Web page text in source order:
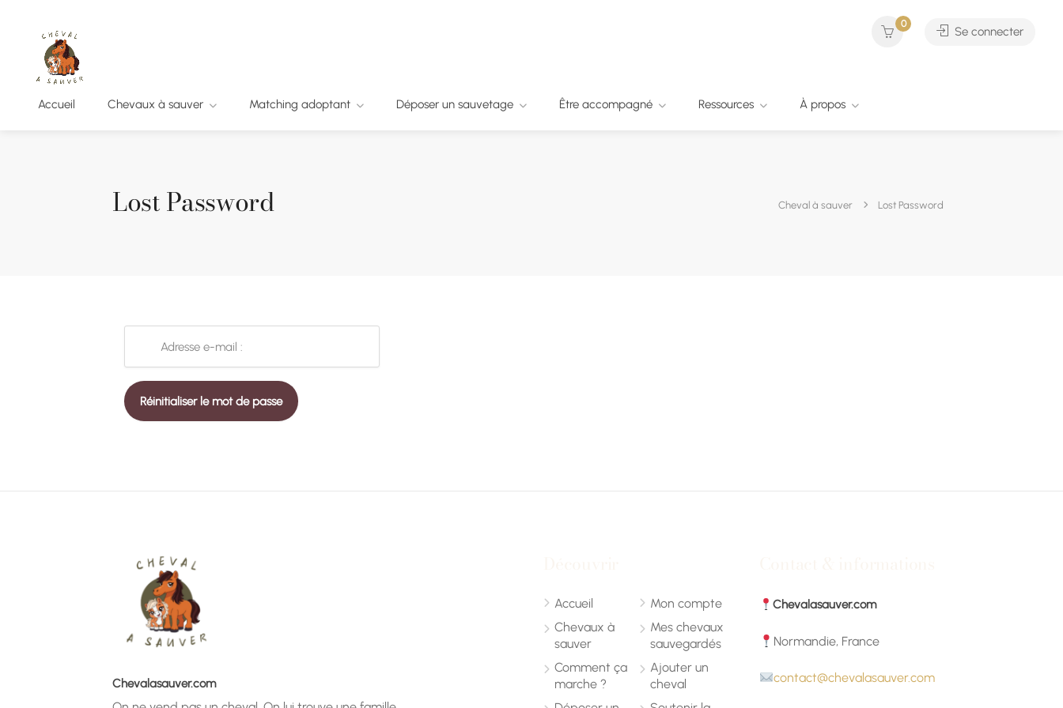
Accueil Chevaux à sauver Matching adoptant Déposer un sauvetage Être accompagné Ressources À propos
0
Se connecter
Lost Password Cheval à sauver Lost Password
Chevalasauver.com
Accueil
Chevaux à
sauver
Comment ça
marche ?
Mon compte
Mes chevaux
sauvegardés
Ajouter un
cheval
Chevalasauver.com
Normandie, France
contact@chevalasauver.com